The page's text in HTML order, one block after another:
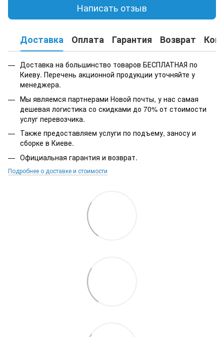
Написать отзыв
Доставка Оплата Гарантия Возврат
Доставка на большинство товаров БЕСПЛАТНАЯ по
Киеву. Перечень акционной продукции уточняйте у
менеджера.
Мы являемся партнерами Новой почты, у нас самая
дешевая логистика со скидками до 70% от стоимости
услуг перевозчика.
Также предоставляем услуги по подъему, заносу и
сборке в Киеве.
Официальная гарантия и возврат.
Подробнее о доставке и стоимости